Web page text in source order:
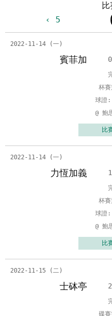
5
2022-11-14 (一)
賓菲加
杯賽
球證:
@ 鮑
比
2022-11-14 (一)
力恆加義
杯賽
球證:
@ 鮑
比
2022-11-15 (二)
士砵亭
碟賽